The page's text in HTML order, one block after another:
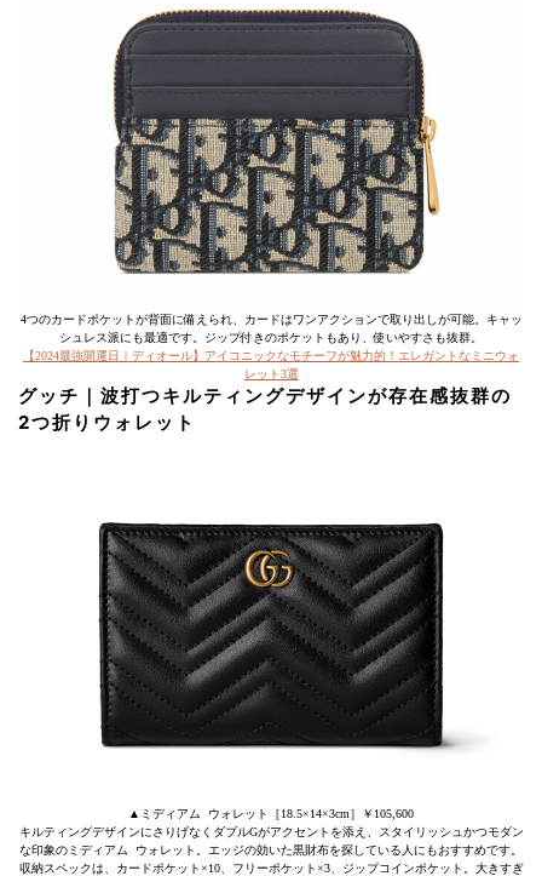
4つのカードポケットが背面に備えられ、カードはワンアクションで取り出しが可能。キャッ
シュレス派にも最適です。ジップ付きのポケットもあり、使いやすさも抜群。
【2024最強開運日｜ディオール】アイコニックなモチーフが魅力的！エレガントなミニウォ
レット3選
グッチ｜波打つキルティングデザインが存在感抜群の
2つ折りウォレット
▲ミディアム ウォレット［18.5×14×3cm］￥105,600
キルティングデザインにさりげなくダブルGがアクセントを添え、スタイリッシュかつモダン
な印象のミディアム ウォレット。エッジの効いた黒財布を探している人にもおすすめです。
収納スペックは、カードポケット×10、フリーポケット×3、ジップコインポケット。大きすぎ